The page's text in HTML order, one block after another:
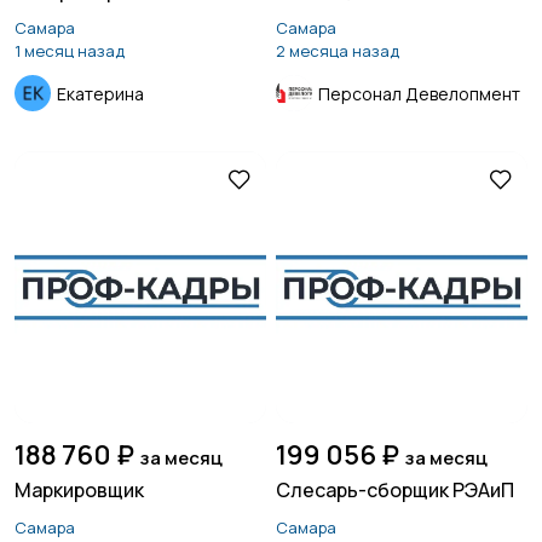
Продажи Производство
МО
Спорт и красота
Самара
1 месяц назад
Екатерина
Самара
2 месяца назад
Персонал Девелопмент
188 760 ₽ за месяц
Маркировщик
Самара
199 056 ₽ за месяц
Слесарь-сборщик РЭАиП
Самара